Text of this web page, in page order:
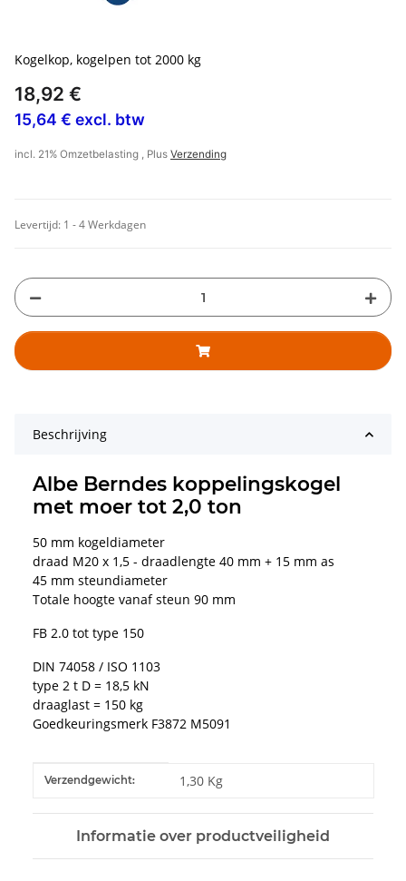
Kogelkop, kogelpen tot 2000 kg
18,92 €
15,64 € excl. btw
incl. 21% Omzetbelasting , Plus Verzending
Levertijd: 1 - 4 Werkdagen
Beschrijving
Albe Berndes koppelingskogel
met moer tot 2,0 ton
50 mm kogeldiameter
draad M20 x 1,5 - draadlengte 40 mm + 15 mm as
45 mm steundiameter
Totale hoogte vanaf steun 90 mm
FB 2.0 tot type 150
DIN 74058 / ISO 1103
type 2 t D = 18,5 kN
draaglast = 150 kg
Goedkeuringsmerk F3872 M5091
#productDetails.itemInformation#
#productDetails.itemValue#
Verzendgewicht: 1,30 Kg
Informatie over productveiligheid